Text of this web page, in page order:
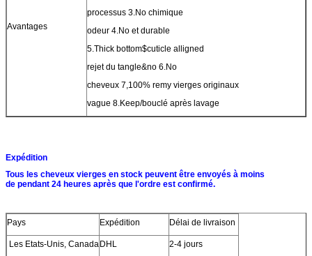
Avantages
processus 3.No chimique
odeur 4.No et durable
5.Thick bottom$cuticle alligned
rejet du tangle&no 6.No
cheveux 7,100% remy vierges originaux
vague 8.Keep/bouclé après lavage
Expédition
Tous les cheveux vierges en stock peuvent être envoyés à moins
de pendant 24 heures après que l'ordre est confirmé.
Pays Expédition Délai de livraison
Les Etats-Unis, CanadaDHL 2-4 jours